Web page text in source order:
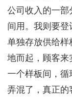
公司收入的一部
间用。我则要
单独存放供给样
地而起，顾客来
一个样板间，循
弄混了，真正的